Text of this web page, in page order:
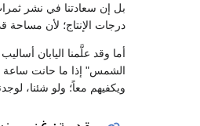
بل إن سعادتنا في نشر
درجات الإنتاج؛ لأن مساحة قدرها 3,738,000 ميلاً مربعاً تكفي لاستنفاد
أما وقد علَّمنا اليابان
الشمس" إذا ما حانت ساعة
ويكفيهم معاً؛ ولو شئنا،